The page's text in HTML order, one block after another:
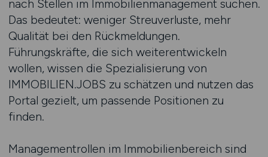
nach Stellen im Immobilienmanagement suchen.
Das bedeutet: weniger Streuverluste, mehr
Qualität bei den Rückmeldungen.
Führungskräfte, die sich weiterentwickeln
wollen, wissen die Spezialisierung von
IMMOBILIEN.JOBS zu schätzen und nutzen das
Portal gezielt, um passende Positionen zu
finden.
Managementrollen im Immobilienbereich sind